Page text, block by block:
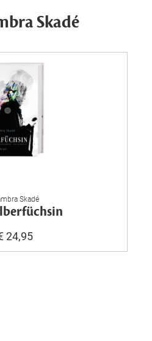
Skadé
Skadé
24,95